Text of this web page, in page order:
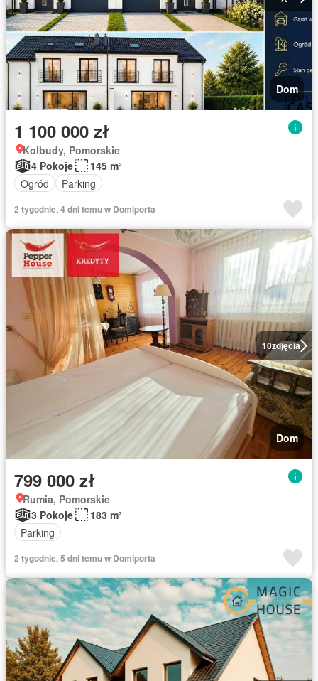
Dom
1 100 000 zł
Kolbudy, Pomorskie
4 Pokoje
145 m²
Ogród
Parking
2 tygodnie, 4 dni temu w Domiporta
10zdjęcia
Dom
799 000 zł
Rumia, Pomorskie
3 Pokoje
183 m²
Parking
2 tygodnie, 5 dni temu w Domiporta